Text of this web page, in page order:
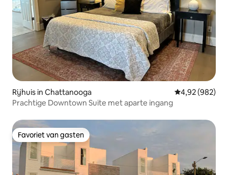
Rijhuis in Chattanooga Gemiddelde
4,92 (982)
Prachtige Downtown Suite met aparte ingang
Favoriet van gasten
Favoriet van gasten